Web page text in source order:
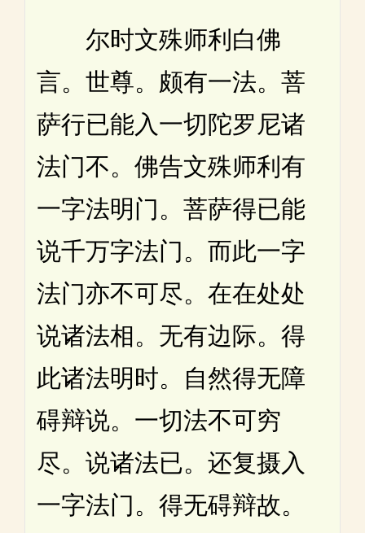
尔时文殊师利白佛
言。世尊。颇有一法。菩
萨行已能入一切陀罗尼诸
法门不。佛告文殊师利有
一字法明门。菩萨得已能
说千万字法门。而此一字
法门亦不可尽。在在处处
说诸法相。无有边际。得
此诸法明时。自然得无障
碍辩说。一切法不可穷
尽。说诸法已。还复摄入
一字法门。得无碍辩故。